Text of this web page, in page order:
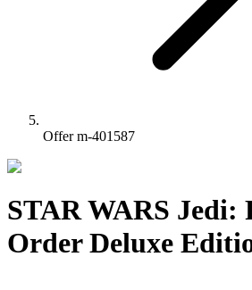
Offer m-401587
STAR WARS Jedi:
Order Deluxe